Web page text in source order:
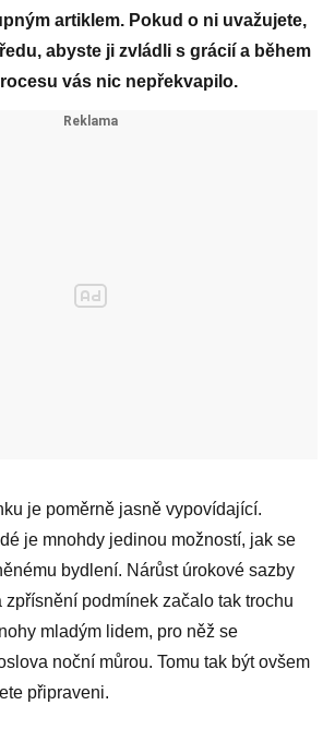
artiklem. Pokud o ni uvažujete,
abyste ji zvládli s grácií a během
vás nic nepřekvapilo.
je poměrně jasně vypovídající.
je mnohdy jedinou možností, jak se
bydlení. Nárůst úrokové sazby
zpřísnění podmínek začalo tak trochu
mladým lidem, pro něž se
noční můrou. Tomu tak být ovšem
připraveni.